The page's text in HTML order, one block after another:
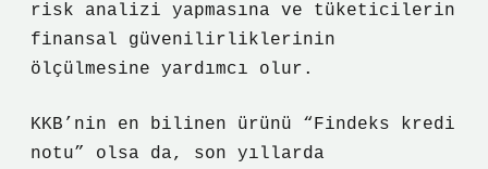
risk analizi yapmasına ve tüketicilerin
finansal güvenilirliklerinin
ölçülmesine yardımcı olur.
KKB’nin en bilinen ürünü “Findeks kredi
notu” olsa da, son yıllarda